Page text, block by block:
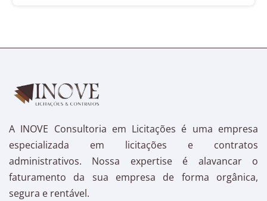
A INOVE Consultoria em Licitações é uma empresa
especializada em licitações e contratos
administrativos. Nossa expertise é alavancar o
faturamento da sua empresa de forma orgânica,
segura e rentável.